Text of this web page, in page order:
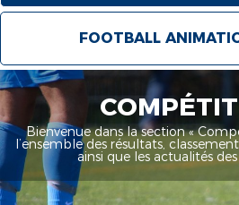
FOOTBALL
Bienvenue dans la section «
l’ensemble des résultats,
ainsi que les actualités